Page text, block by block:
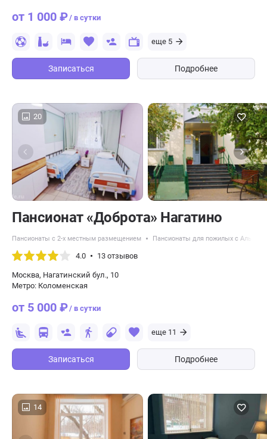
от 1 000 ₽/ в сутки
еще 5
Записаться Подробнее
20
Пансионат «Доброта» Нагатино
Пансионаты с 2-х местным размещением Пансионаты для пожилых с
4.0 13 отзывов
Москва, Нагатинский бул., 10
Метро: Коломенская
от 5 000 ₽/ в сутки
еще 11
Записаться Подробнее
14